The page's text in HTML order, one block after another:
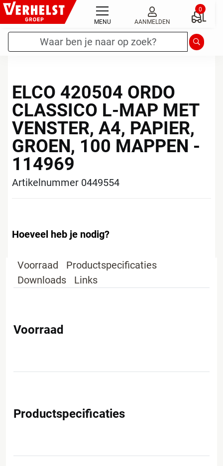
naar
de
inhoud
MENU AANMELDEN
0
Zoekterm* Zoeken
ELCO 420504 ORDO
CLASSICO L-MAP MET
VENSTER, A4, PAPIER,
GROEN, 100 MAPPEN -
114969
Artikelnummer 0449554
Hoeveel heb je nodig?
Voorraad
Productspecificaties
Downloads
Links
Voorraad
Productspecificaties